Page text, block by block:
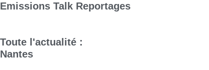
Emissions Talk Reportages
Toute l'actualité :
Nantes